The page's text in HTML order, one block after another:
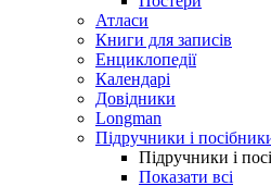
Атласи
Книги для записів
Енциклопедії
Календарі
Довідники
Longman
Підручники і
Підручники і
Показати всі